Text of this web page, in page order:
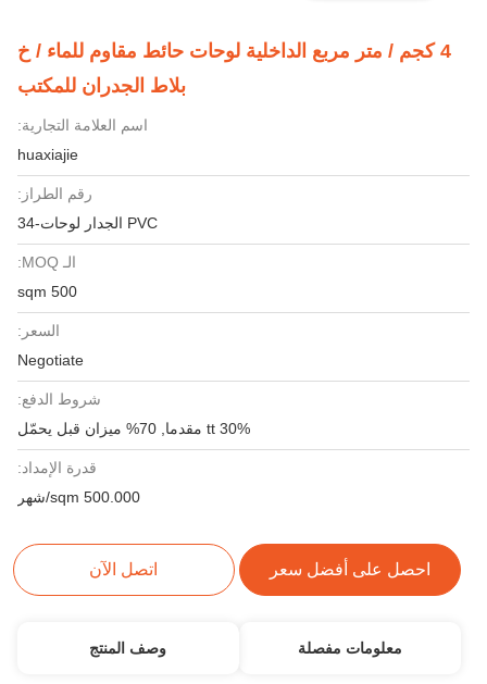
4 كجم / متر مربع الداخلية لوحات حائط مقاوم للماء / خ
بلاط الجدران للمكتب
اسم العلامة التجارية:
huaxiajie
رقم الطراز:
PVC الجدار لوحات-34
الـ MOQ:
500 sqm
السعر:
Negotiate
شروط الدفع:
30% tt مقدما, 70% ميزان قبل يحمّل
قدرة الإمداد:
500.000 sqm/شهر
احصل على أفضل سعر اتصل الآن
معلومات مفصلة وصف المنتج